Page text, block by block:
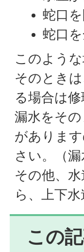
蛇口
蛇口
このよう
そのとき
る場合は修
漏水をそ
がありま
さい。（
その他、
ら、上下
この